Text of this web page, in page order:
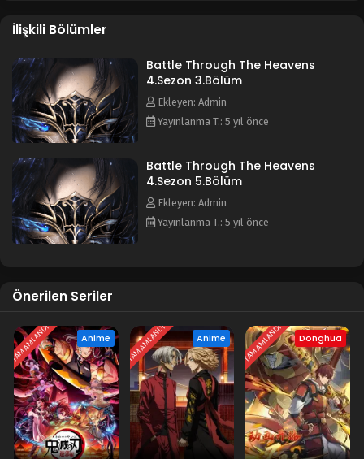
İlişkili Bölümler
Battle Through The Heavens
4.Sezon 3.Bölüm
Ekleyen: Admin
Yayınlanma T.: 5 yıl önce
Battle Through The Heavens
4.Sezon 5.Bölüm
Ekleyen: Admin
Yayınlanma T.: 5 yıl önce
Önerilen Seriler
TAMAMLANDI Anime TAMAMLANDI Anime TAMAMLANDI Donghua